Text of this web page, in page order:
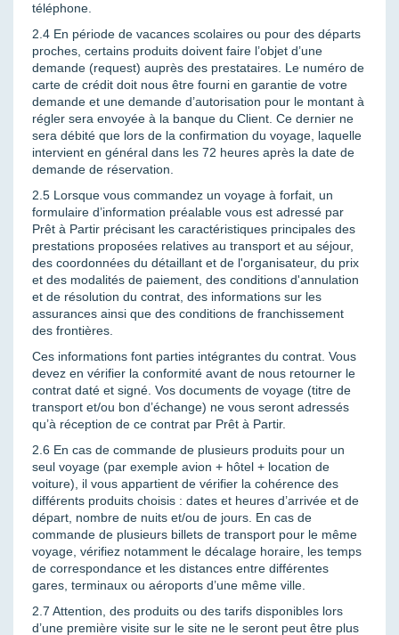
téléphone.
2.4 En période de vacances scolaires ou pour des départs
proches, certains produits doivent faire l’objet d’une
demande (request) auprès des prestataires. Le numéro de
carte de crédit doit nous être fourni en garantie de votre
demande et une demande d’autorisation pour le montant à
régler sera envoyée à la banque du Client. Ce dernier ne
sera débité que lors de la confirmation du voyage, laquelle
intervient en général dans les 72 heures après la date de
demande de réservation.
2.5 Lorsque vous commandez un voyage à forfait, un
formulaire d’information préalable vous est adressé par
Prêt à Partir précisant les caractéristiques principales des
prestations proposées relatives au transport et au séjour,
des coordonnées du détaillant et de l'organisateur, du prix
et des modalités de paiement, des conditions d'annulation
et de résolution du contrat, des informations sur les
assurances ainsi que des conditions de franchissement
des frontières.
Ces informations font parties intégrantes du contrat. Vous
devez en vérifier la conformité avant de nous retourner le
contrat daté et signé. Vos documents de voyage (titre de
transport et/ou bon d’échange) ne vous seront adressés
qu’à réception de ce contrat par Prêt à Partir.
2.6 En cas de commande de plusieurs produits pour un
seul voyage (par exemple avion + hôtel + location de
voiture), il vous appartient de vérifier la cohérence des
différents produits choisis : dates et heures d’arrivée et de
départ, nombre de nuits et/ou de jours. En cas de
commande de plusieurs billets de transport pour le même
voyage, vérifiez notamment le décalage horaire, les temps
de correspondance et les distances entre différentes
gares, terminaux ou aéroports d’une même ville.
2.7 Attention, des produits ou des tarifs disponibles lors
d’une première visite sur le site ne le seront peut être plus